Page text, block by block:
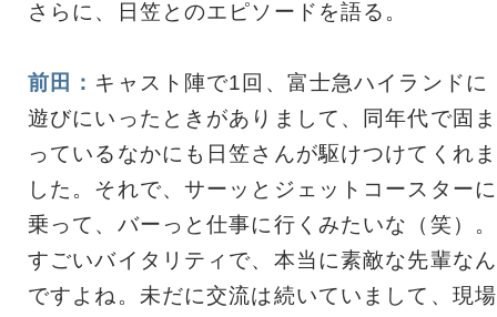
さらに、日笠とのエピソードを語る。
前田： キャスト陣で1回、富士急ハイランドに
遊びにいったときがありまして、同年代で固ま
っているなかにも日笠さんが駆けつけてくれま
した。それで、サーッとジェットコースターに
乗って、バーっと仕事に行くみたいな（笑）。
すごいバイタリティで、本当に素敵な先輩なん
ですよね。未だに交流は続いていまして、現場